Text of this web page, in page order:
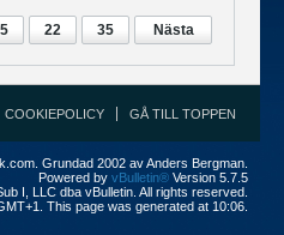
22 35 Nästa
COOKIEPOLICY GÅ TILL TOPPEN
Grundad 2002 av Anders Bergman.
Powered by vBulletin® Version 5.7.5
I, LLC dba vBulletin. All rights reserved.
This page was generated at 10:06.